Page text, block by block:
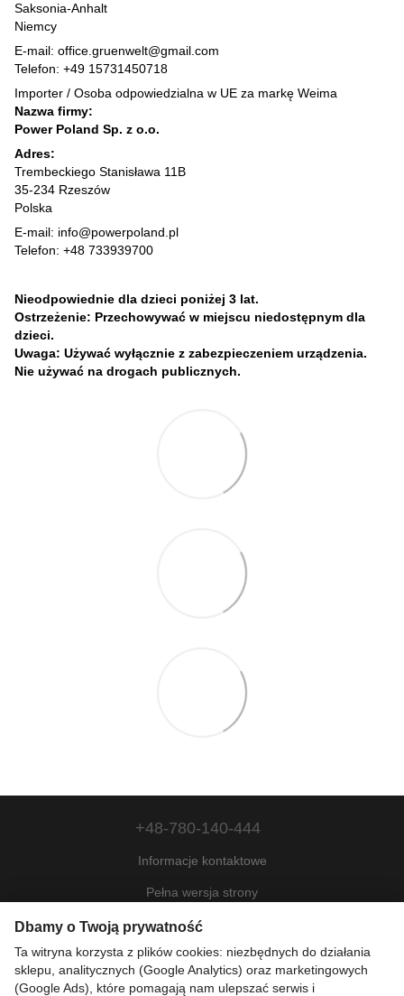
Saksonia-Anhalt
Niemcy
E-mail: office.gruenwelt@gmail.com
Telefon: +49 15731450718
Importer / Osoba odpowiedzialna w UE za markę Weima
Nazwa firmy:
Power Poland Sp. z o.o.
Adres:
Trembeckiego Stanisława 11B
35-234 Rzeszów
Polska
E-mail: info@powerpoland.pl
Telefon: +48 733939700
Nieodpowiednie dla dzieci poniżej 3 lat.
Ostrzeżenie: Przechowywać w miejscu niedostępnym dla
dzieci.
Uwaga: Używać wyłącznie z zabezpieczeniem urządzenia.
Nie używać na drogach publicznych.
+48-780-140-444
Informacje kontaktowe
Pełna wersja strony
Mapa strony
© 2022—2026
Motohill Poland
Dbamy o Twoją prywatność
Ta witryna korzysta z plików cookies: niezbędnych do działania
sklepu, analitycznych (Google Analytics) oraz marketingowych
(Google Ads), które pomagają nam ulepszać serwis i